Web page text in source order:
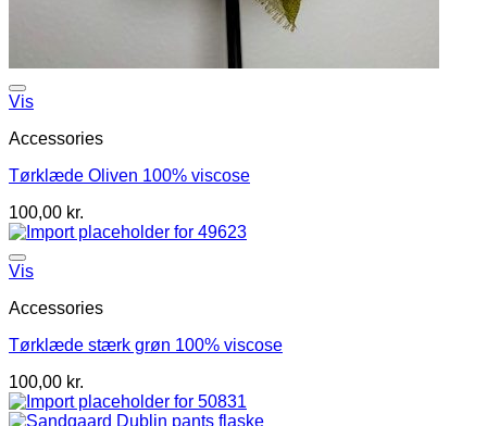
Vis
Accessories
Tørklæde Oliven 100% viscose
100,00 kr.
Vis
Accessories
Tørklæde stærk grøn 100% viscose
100,00 kr.